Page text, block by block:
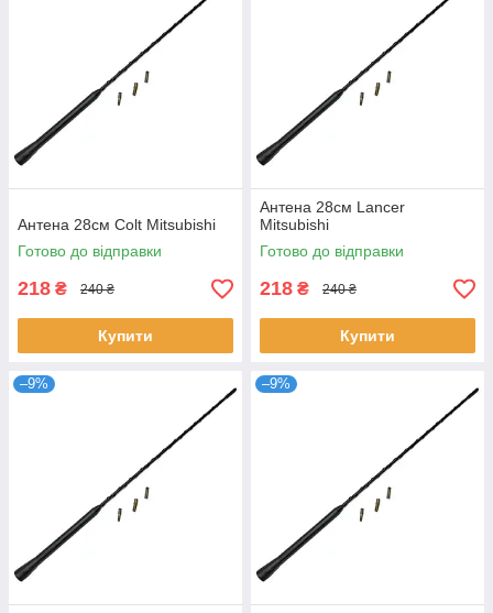
Антена 28см Colt Mitsubishi
Готово до відправки
218 ₴ 240 ₴
Купити
Антена 28см Lancer
Mitsubishi
Готово до відправки
218 ₴ 240 ₴
Купити
–9% –9%